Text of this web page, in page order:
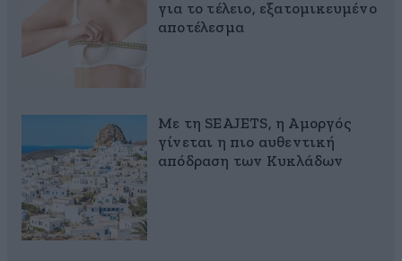
για το τέλειο, εξατομικευμένο
αποτέλεσμα
Με τη SEAJETS, η Αμοργός
γίνεται η πιο αυθεντική
απόδραση των Κυκλάδων